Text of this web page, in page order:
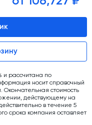
и рассчитана по
носит справочный
Окончательная стоимость
действующему на
в течение 5
срока компания оставляет